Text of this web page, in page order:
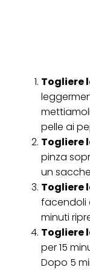
Togliere
pelle ai
Togliere
pinza
un
Togliere
facendoli
minuti
Togliere
per 15
Dopo 5